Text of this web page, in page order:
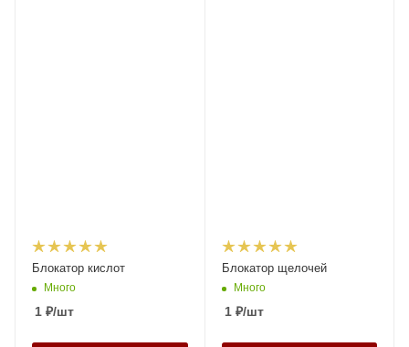
Блокатор кислот
Много
1 ₽/шт
Блокатор щелочей
Много
1₽/шт